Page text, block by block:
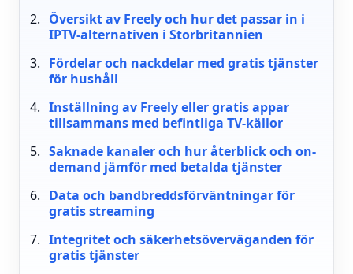
Översikt av Freely och hur det passar in i
IPTV-alternativen i Storbritannien
Fördelar och nackdelar med gratis tjänster
för hushåll
Inställning av Freely eller gratis appar
tillsammans med befintliga TV-källor
Saknade kanaler och hur återblick och on-
demand jämför med betalda tjänster
Data och bandbreddsförväntningar för
gratis streaming
Integritet och säkerhetsöverväganden för
gratis tjänster